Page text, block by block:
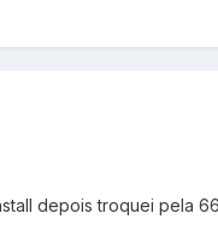
depois troquei pela